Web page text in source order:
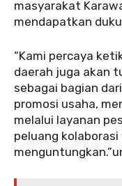
masyarakat
mendapatkan
“Kami percaya
daerah juga akan
sebagai bagian
promosi usaha,
melalui layanan
peluang kolaborasi